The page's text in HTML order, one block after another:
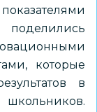
которые
в